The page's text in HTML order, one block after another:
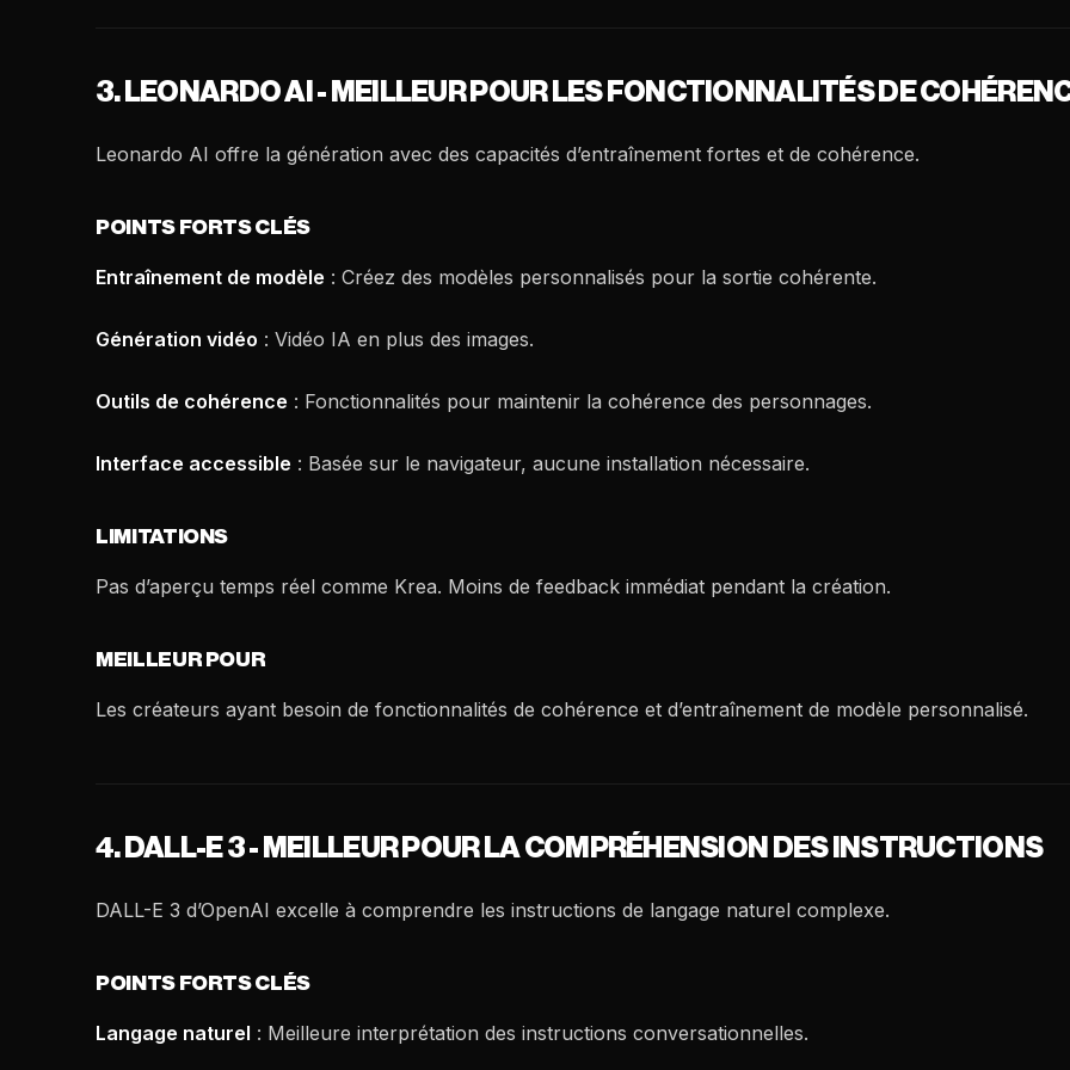
3. LEONARDO AI - MEILLEUR POUR LES FONCTIONNALITÉS DE
Leonardo AI offre la génération avec des capacités d’entraînement fortes et de cohérence.
POINTS FORTS CLÉS
Entraînement de modèle : Créez des modèles personnalisés pour la sortie cohérente.
Génération vidéo : Vidéo IA en plus des images.
Outils de cohérence : Fonctionnalités pour maintenir la cohérence des personnages.
Interface accessible : Basée sur le navigateur, aucune installation nécessaire.
LIMITATIONS
Pas d’aperçu temps réel comme Krea. Moins de feedback immédiat pendant la création.
MEILLEUR POUR
Les créateurs ayant besoin de fonctionnalités de cohérence et d’entraînement de modèle personnalisé.
4. DALL-E 3 - MEILLEUR POUR LA COMPRÉHENSION DES INSTRUCTIONS
DALL-E 3 d’OpenAI excelle à comprendre les instructions de langage naturel complexe.
POINTS FORTS CLÉS
Langage naturel : Meilleure interprétation des instructions conversationnelles.